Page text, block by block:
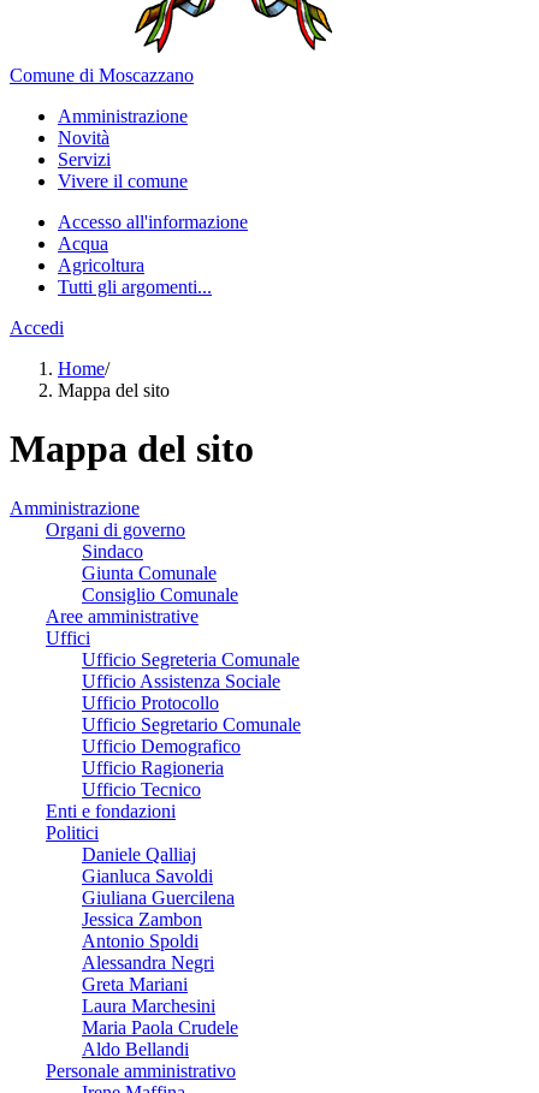
Comune di Moscazzano
Amministrazione
Novità
Servizi
Vivere il comune
Accesso all'informazione
Acqua
Agricoltura
Tutti gli argomenti...
Accedi
Home/
Mappa del sito
Mappa del sito
Amministrazione
Organi di governo
Sindaco
Giunta Comunale
Consiglio Comunale
Aree amministrative
Uffici
Ufficio Segreteria Comunale
Ufficio Assistenza Sociale
Ufficio Protocollo
Ufficio Segretario Comunale
Ufficio Demografico
Ufficio Ragioneria
Ufficio Tecnico
Enti e fondazioni
Politici
Daniele Qalliaj
Gianluca Savoldi
Giuliana Guercilena
Jessica Zambon
Antonio Spoldi
Alessandra Negri
Greta Mariani
Laura Marchesini
Maria Paola Crudele
Aldo Bellandi
Personale amministrativo